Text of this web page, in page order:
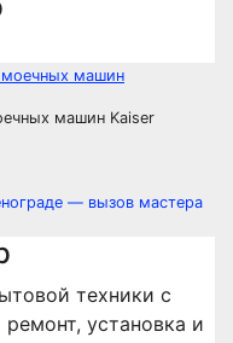
машин Kaiser
— вызов мастера
техники с
установка и